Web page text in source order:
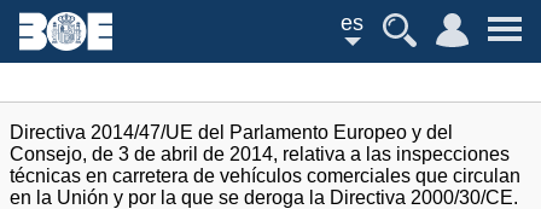
es
Directiva 2014/47/UE del Parlamento Europeo y del
Consejo, de 3 de abril de 2014, relativa a las inspecciones
técnicas en carretera de vehículos comerciales que circulan
en la Unión y por la que se deroga la Directiva 2000/30/CE.